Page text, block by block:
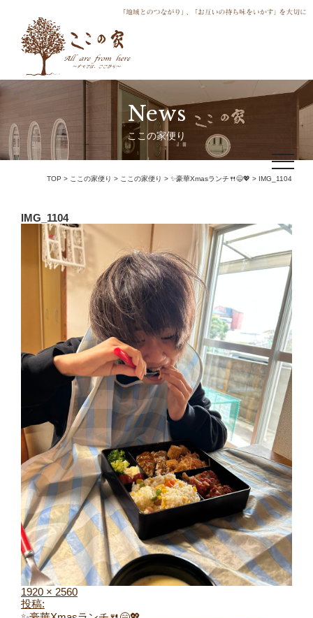
News
ここの家便り
toggle
TOP > ここの家便り > ここの家便り >✨豪華Xmasランチ🍴😄💖 > IMG_1104
IMG_1104
1920 × 2560
投稿: